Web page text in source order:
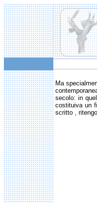
Ma
secolo: in
costituiva un
scritto ,